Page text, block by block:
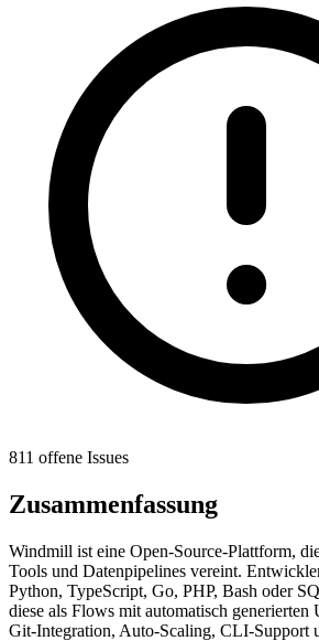
811 offene Issues
Zusammenfassung
Windmill ist eine Open-Source-Plattform,
Tools und Datenpipelines vereint.
Python, TypeScript, Go, PHP, Bash oder
diese als Flows mit automatisch
Git-Integration, Auto-Scaling, CLI-Support